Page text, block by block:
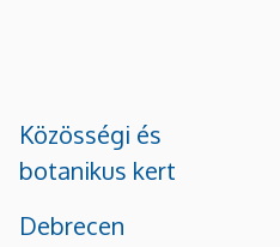
Közösségi és
botanikus kert
Debrecen